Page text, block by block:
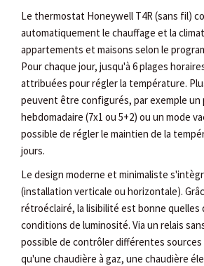
Le thermostat Honeywell T4R (sans fil)
automatiquement le chauffage et la
appartements et maisons selon le
Pour chaque jour, jusqu'à 6 plages
attribuées pour régler la température.
peuvent être configurés, par exemple un
hebdomadaire (7x1 ou 5+2) ou un mode
possible de régler le maintien de la
jours.
Le design moderne et minimaliste
(installation verticale ou horizontale).
rétroéclairé, la lisibilité est bonne quelles
conditions de luminosité. Via un relais
possible de contrôler différentes sources
qu'une chaudière à gaz, une chaudière